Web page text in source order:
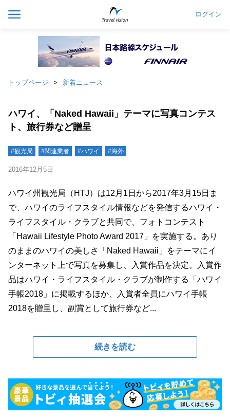
ログイン
トップページ 新着ニュース
ハワイ、「Naked Hawaii」テーマに写真コンテス
ト、旅行券など贈呈
#観光局 #関連業者 #ハワイ #海外
2016年12月5日
ハワイ州観光局（HTJ）は12月1日から2017年3月15日ま
で、ハワイのライフスタイル情報などを発信するハワイ・
ライフスタイル・クラブと共同で、フォトコンテスト
「Hawaii Lifestyle Photo Award 2017」を実施する。あり
のままのハワイの美しさ「Naked Hawaii」をテーマにイ
ンターネット上で写真を募集し、入賞作品を決定。入賞作
品はハワイ・ライフスタイル・クラブが制作する「ハワイ
手帳2018」に掲載するほか、入賞者全員にハワイ手帳
2018を贈呈し、副賞として旅行券など...
続きを読む